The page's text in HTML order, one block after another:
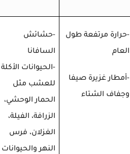
-حرارة مرتفعة طول
العام
-أمطار غزيرة صيفا
وجفاف الشتاء
-حشائش
السافانا
-الحيوانات الأكلة
للعشب مثل
الحمار الوحشي،
الزرافة، الفيلة،
الغزلان، فرس
النهر والحيوانات